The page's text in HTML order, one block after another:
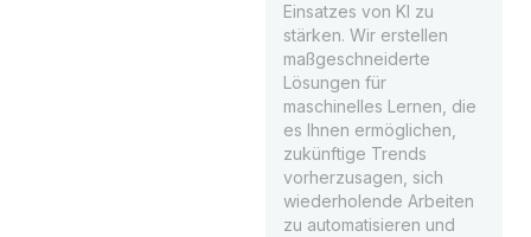
Einsatzes von KI zu
stärken. Wir erstellen
maßgeschneiderte
Lösungen für
maschinelles Lernen, die
es Ihnen ermöglichen,
zukünftige Trends
vorherzusagen, sich
wiederholende Arbeiten
zu automatisieren und